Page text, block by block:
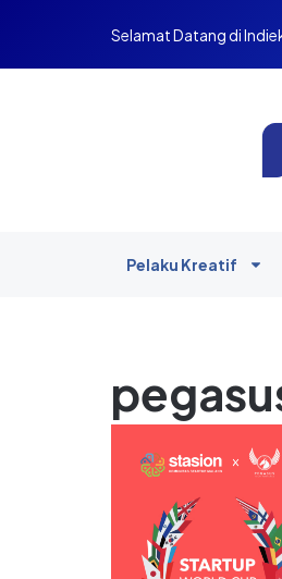
Selamat Datang di
Pelaku Kreatif